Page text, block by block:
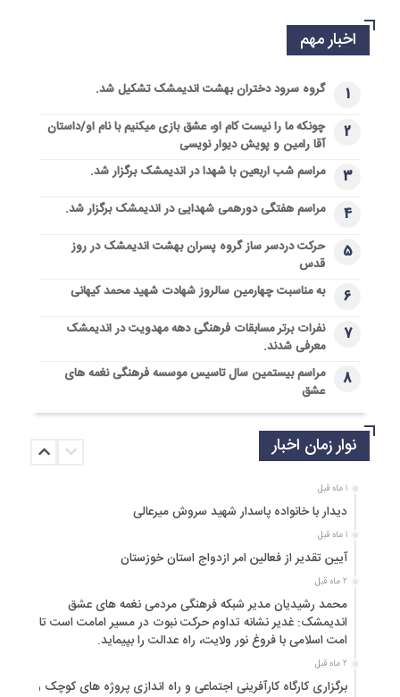
اخبار مهم
1 گروه سرود دختران بهشت اندیمشک تشکیل شد.
2
چونکه ما را نیست کام او، عشق بازی میکنیم با نام او/داستان
آقا رامین و پویش دیوار نویسی
3 مراسم شب اربعین با شهدا در اندیمشک برگزار شد.
4 مراسم هفتگی دورهمی شهدایی در اندیمشک برگزار شد.
5
حرکت دردسر ساز گروه پسران بهشت اندیمشک در روز
قدس
6 به مناسبت چهارمین سالروز شهادت شهید محمد کیهانی
7
نفرات برتر مسابقات فرهنگی دهه مهدویت در اندیمشک
معرفی شدند.
8
مراسم بیستمین سال تاسیس موسسه فرهنگی نغمه های
عشق
نوار زمان اخبار
1 ماه قبل
دیدار با خانواده پاسدار شهید سروش میرعالی
1 ماه قبل
آیین تقدیر از فعالین امر ازدواج استان خوزستان
2 ماه قبل
محمد رشیدیان مدیر شبکه فرهنگی مردمی نغمه های عشق
اندیمشک: غدیر نشانه تداوم حرکت نبوت در مسیر امامت است تا
امت اسلامی با فروغ نور ولایت، راه عدالت را بپیماید.
2 ماه قبل
برگزاری کارگاه کارآفرینی اجتماعی و راه اندازی پروژه های کوچک و